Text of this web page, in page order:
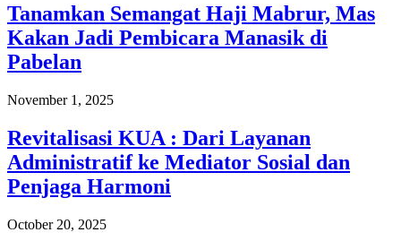
Tanamkan Semangat Haji Mabrur, Mas
Kakan Jadi Pembicara Manasik di
Pabelan
November 1, 2025
Revitalisasi KUA : Dari Layanan
Administratif ke Mediator Sosial dan
Penjaga Harmoni
October 20, 2025